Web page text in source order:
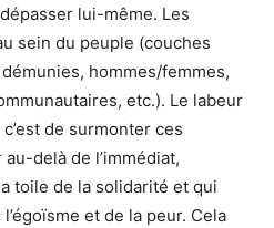
lui-même. Les
sein du peuple (couches
hommes/femmes,
etc.). Le labeur
de surmonter ces
delà de l’immédiat,
toile de la solidarité et qui
et de la peur. Cela